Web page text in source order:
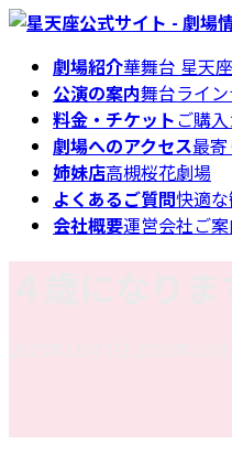
コ
プ
ナ
動
劇場紹介華舞台 星天座
公演の案内舞台ライ
料金・チケットご購
劇場へのアクセス最
姉妹店高槻桜花劇場
よくあるご質問快適
会社概要運営会社ご